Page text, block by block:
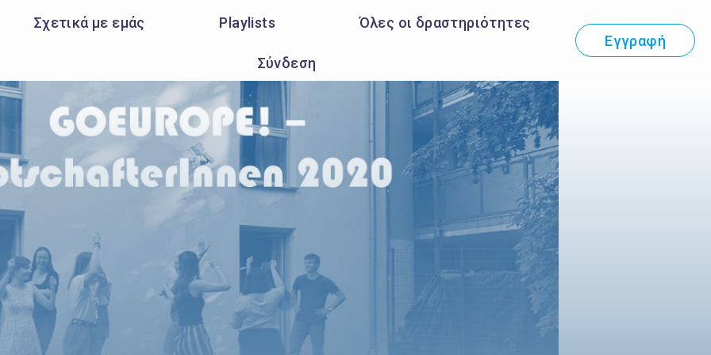
Σχετικά με εμάς Playlists Όλες οι δραστηριότητες
Σύνδεση
Εγγραφή